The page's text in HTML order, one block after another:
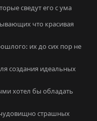
сведут его с ума
что красивая
их до сих пор не
создания идеальных
хотел бы обладать
страшных